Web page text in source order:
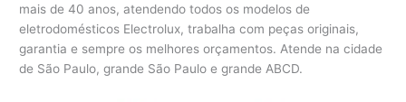
mais de 40 anos, atendendo todos os modelos de
eletrodomésticos Electrolux, trabalha com peças originais,
garantia e sempre os melhores orçamentos. Atende na cidade
de São Paulo, grande São Paulo e grande ABCD.